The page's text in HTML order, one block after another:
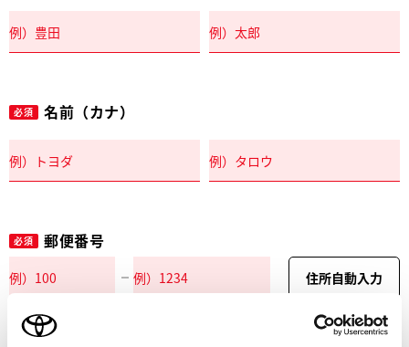
必須 名前（カナ）
必須 郵便番号
住所自動入力
必須 都道府県